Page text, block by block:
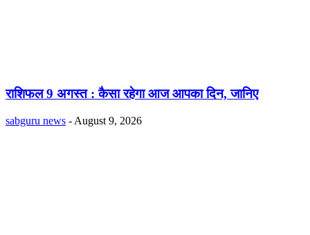
राशिफल 9 अगस्त : कैसा रहेगा आज आपका दिन, जानिए
sabguru news - August 9, 2026